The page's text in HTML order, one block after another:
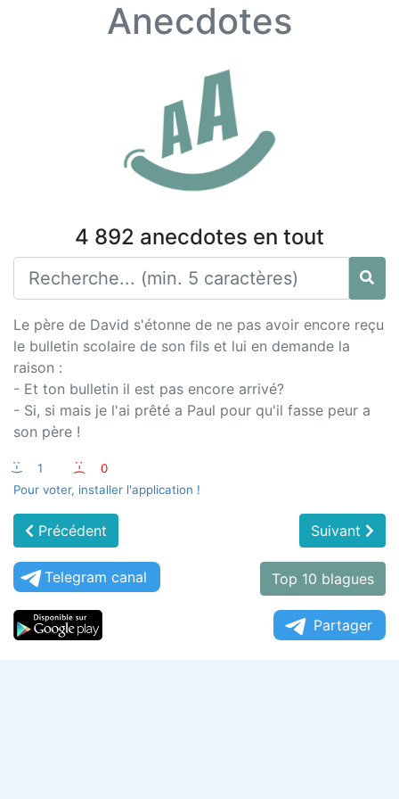
Anecdotes
4 892 anecdotes en tout
Le père de David s'étonne de ne pas avoir encore reçu
le bulletin scolaire de son fils et lui en demande la
raison :
- Et ton bulletin il est pas encore arrivé?
- Si, si mais je l'ai prêté a Paul pour qu'il fasse peur a
son père !
:-) 1 :-(
0
Pour voter, installer l'application !
Précédent Suivant
Telegram canal Top 10 blagues
Partager